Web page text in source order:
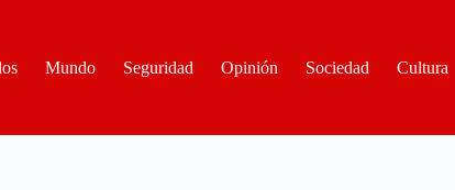
Mundo Seguridad Opinión Sociedad Cultura